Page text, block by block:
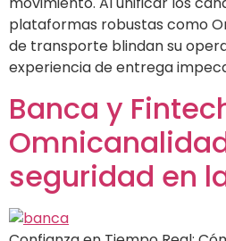
plataformas robustas como
de transporte blindan su
experiencia de entrega
Banca y
seguridad en